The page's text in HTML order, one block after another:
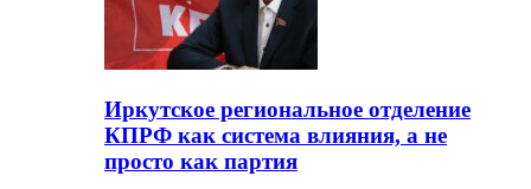
Иркутское региональное отделение
КПРФ как система влияния, а не
просто как партия